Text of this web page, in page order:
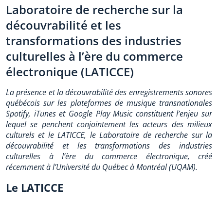
Laboratoire de recherche sur la
découvrabilité et les
transformations des industries
culturelles à l’ère du commerce
électronique (LATICCE)
La présence et la découvrabilité des enregistrements sonores
québécois sur les plateformes de musique transnationales
Spotify, iTunes et Google Play Music constituent l’enjeu sur
lequel se penchent conjointement les acteurs des milieux
culturels et le LATICCE, le Laboratoire de recherche sur la
découvrabilité et les transformations des industries
culturelles à l’ère du commerce électronique, créé
récemment à l’Université du Québec à Montréal (UQAM).
Le LATICCE